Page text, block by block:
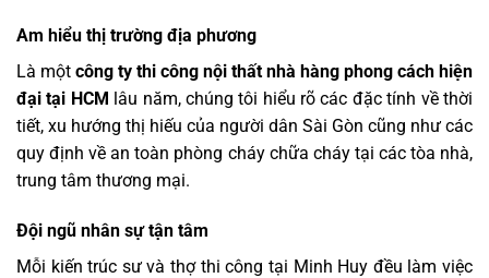
Am hiểu thị trường địa phương
Là một công ty thi công nội thất nhà hàng phong cách hiện
đại tại HCM lâu năm, chúng tôi hiểu rõ các đặc tính về thời
tiết, xu hướng thị hiếu của người dân Sài Gòn cũng như các
quy định về an toàn phòng cháy chữa cháy tại các tòa nhà,
trung tâm thương mại.
Đội ngũ nhân sự tận tâm
Mỗi kiến trúc sư và thợ thi công tại Minh Huy đều làm việc